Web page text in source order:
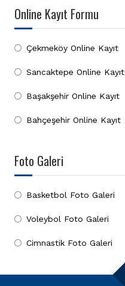
Online Kayıt Formu
Çekmeköy Online Kayıt
Sancaktepe Online Kayıt
Başakşehir Online Kayıt
Bahçeşehir Online Kayıt
Foto Galeri
Basketbol Foto Galeri
Voleybol Foto Galeri
Cimnastik Foto Galeri